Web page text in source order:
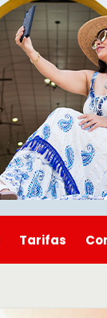
Tarifas